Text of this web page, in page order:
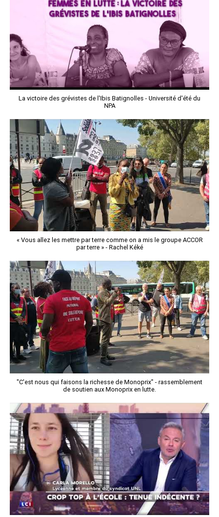
La victoire des grévistes de l'Ibis Batignolles - Université d'été du
NPA
« Vous allez les mettre par terre comme on a mis le groupe ACCOR
par terre » - Rachel Kéké
"C'est nous qui faisons la richesse de Monoprix" - rassemblement
de soutien aux Monoprix en lutte.